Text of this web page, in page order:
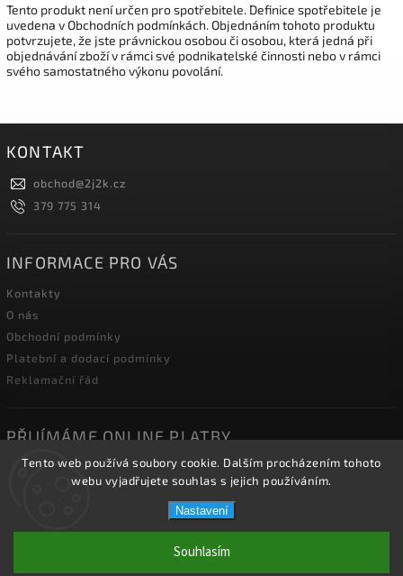
Tento web používá soubory cookie. Dalším procházením tohoto
webu vyjadřujete souhlas s jejich používáním.
Nastavení
Souhlasím
Tento produkt není určen pro spotřebitele. Definice spotřebitele je
uvedena v Obchodních podmínkách. Objednáním tohoto produktu
potvrzujete, že jste právnickou osobou či osobou, která jedná při
objednávání zboží v rámci své podnikatelské činnosti nebo v rámci
svého samostatného výkonu povolání.
KONTAKT
obchod@2j2k.cz
379 775 314
INFORMACE PRO VÁS
Kontakty
O nás
Obchodní podmínky
Platební a dodací podmínky
Reklamační řád
PŘIJÍMÁME ONLINE PLATBY